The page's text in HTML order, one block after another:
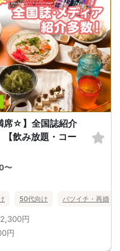
席☆】全国誌紹介
【飲み放題・コー
〜
50代向け バツイチ・再婚
2,300円
円